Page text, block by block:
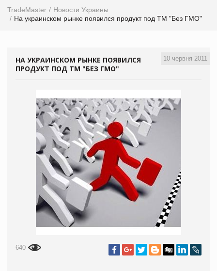
TradeMaster
Новости Украины
На украинском рынке появился продукт под ТМ "Без ГМО"
10 червня 2011
НА УКРАИНСКОМ РЫНКЕ ПОЯВИЛСЯ
ПРОДУКТ ПОД ТМ "БЕЗ ГМО"
640